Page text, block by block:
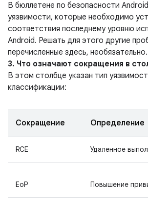
В бюллетене по безопасности
уязвимости, которые необходимо
соответствия последнему уровню
Android. Решать для этого другие
перечисленные здесь, необязательно.
3. Что означают сокращения в
В этом столбце указан тип
классификации:
Сокращение Определение
RCE Удаленное
EoP Повышение